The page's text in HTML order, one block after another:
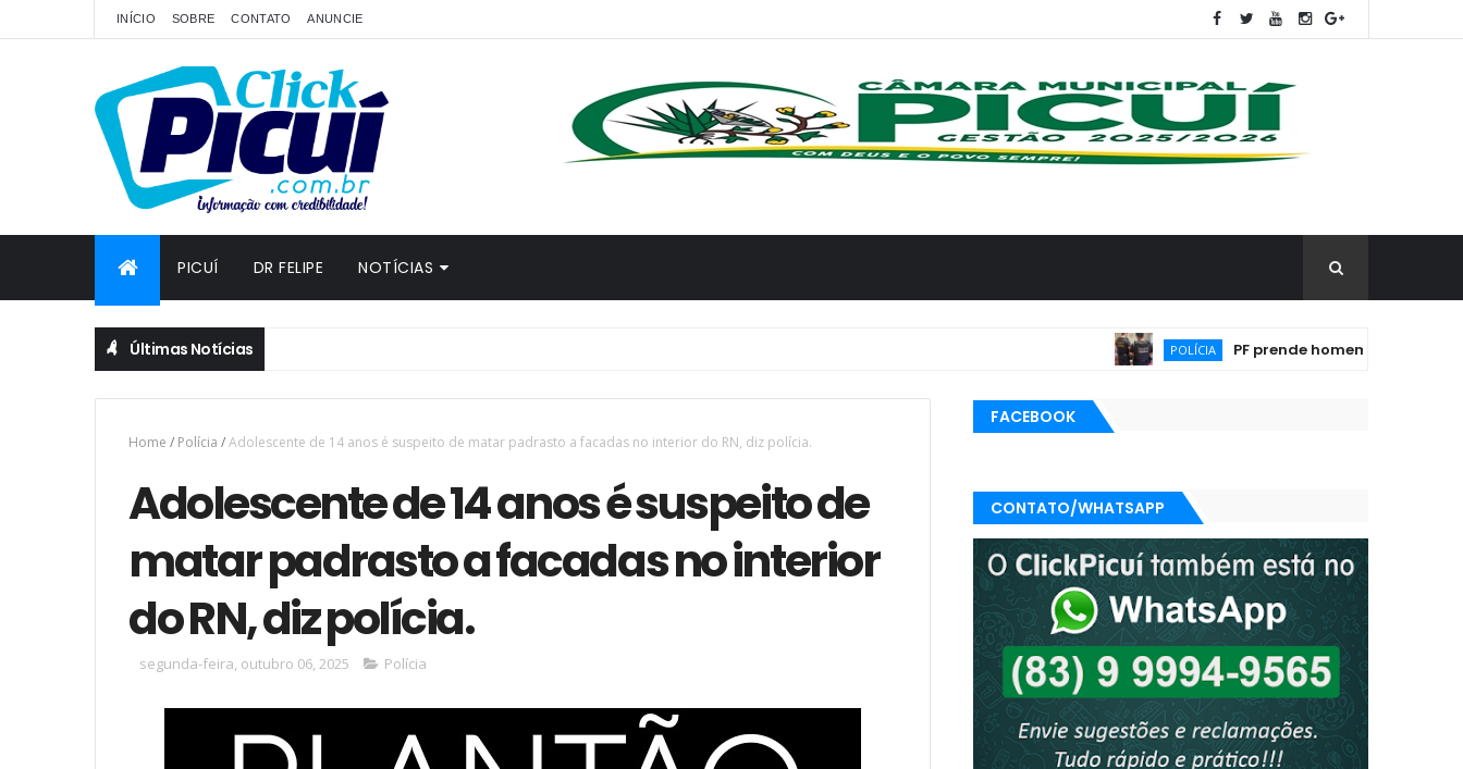
INÍCIO SOBRE CONTATO ANUNCIE
PICUÍ DR FELIPE NOTÍCIAS
Últimas Notícias POLÍCIA PF prende homem por armazenar
Home / Polícia /Adolescente de 14 anos é suspeito de matar padrasto a facadas no interior do RN, diz polícia.
Adolescente de 14 anos é suspeito de
matar padrasto a facadas no interior
do RN, diz polícia.
segunda-feira, outubro 06, 2025 Polícia
FACEBOOK
CONTATO/WHATSAPP